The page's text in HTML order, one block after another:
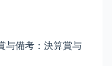
与備考：決算賞与